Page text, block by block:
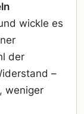
wickle es
der
–
weniger